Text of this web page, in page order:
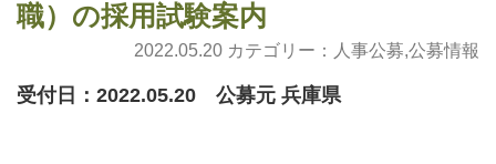
職）の採用試験案内
2022.05.20 カテゴリー： 人事公募,公募情報
受付日：2022.05.20 公募元 兵庫県